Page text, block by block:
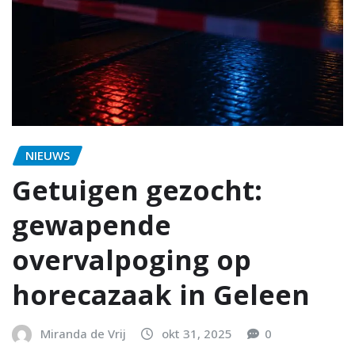
NIEUWS
Getuigen gezocht:
gewapende
overvalpoging op
horecazaak in Geleen
Miranda de Vrij okt 31, 2025 0